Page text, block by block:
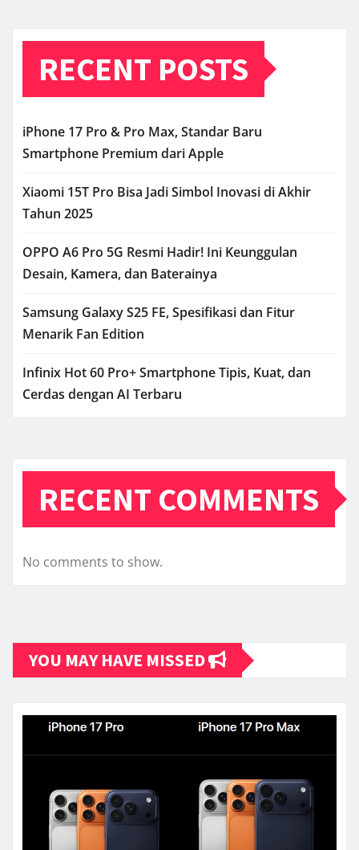
RECENT POSTS
iPhone 17 Pro & Pro Max, Standar Baru
Smartphone Premium dari Apple
Xiaomi 15T Pro Bisa Jadi Simbol Inovasi di Akhir
Tahun 2025
OPPO A6 Pro 5G Resmi Hadir! Ini Keunggulan
Desain, Kamera, dan Baterainya
Samsung Galaxy S25 FE, Spesifikasi dan Fitur
Menarik Fan Edition
Infinix Hot 60 Pro+ Smartphone Tipis, Kuat, dan
Cerdas dengan AI Terbaru
RECENT COMMENTS
No comments to show.
YOU MAY HAVE MISSED